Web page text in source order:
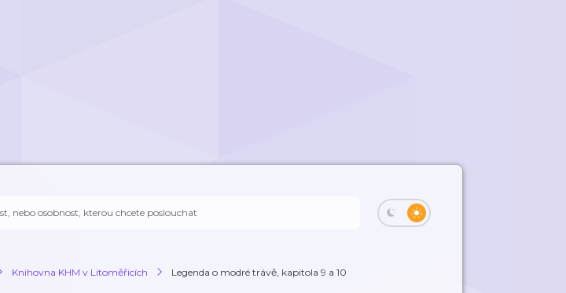
Knihovna KHM v Litoměřicích Legenda o modré trávě, kapitola 9 a 10